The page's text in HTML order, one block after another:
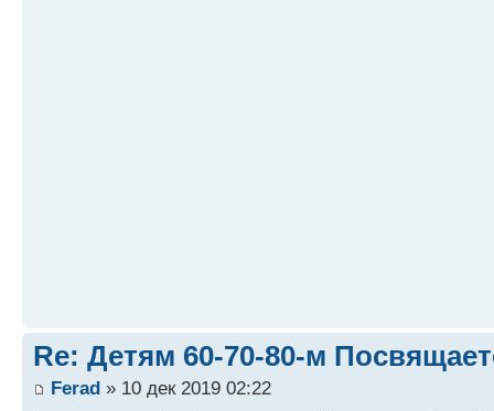
Re: Детям 60-70-80-м
Ferad » 10 дек 2019 02:22